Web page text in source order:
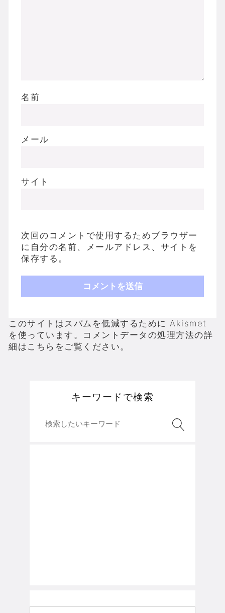
名前
メール
サイト
次回のコメントで使用するためブラウザー
に自分の名前、メールアドレス、サイトを
保存する。
このサイトはスパムを低減するために Akismet
を使っています。 コメントデータの処理方法の詳
細はこちらをご覧ください。
キーワードで検索